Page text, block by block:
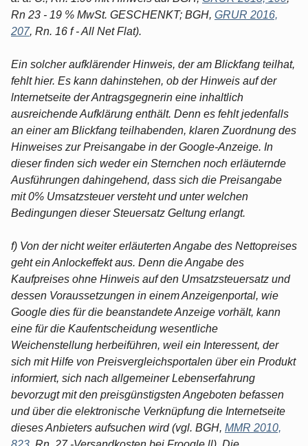
Rn 23 - 19 % MwSt. GESCHENKT; BGH, GRUR 2016,
207, Rn. 16 f - All Net Flat).
Ein solcher aufklärender Hinweis, der am Blickfang teilhat,
fehlt hier. Es kann dahinstehen, ob der Hinweis auf der
lnternetseite der Antragsgegnerin eine inhaltlich
ausreichende Aufklärung enthält. Denn es fehlt jedenfalls
an einer am Blickfang teilhabenden, klaren Zuordnung des
Hinweises zur Preisangabe in der Google-Anzeige. In
dieser finden sich weder ein Sternchen noch erläuternde
Ausführungen dahingehend, dass sich die Preisangabe
mit 0% Umsatzsteuer versteht und unter welchen
Bedingungen dieser Steuersatz Geltung erlangt.
f) Von der nicht weiter erläuterten Angabe des Nettopreises
geht ein Anlockeffekt aus. Denn die Angabe des
Kaufpreises ohne Hinweis auf den Umsatzsteuersatz und
dessen Voraussetzungen in einem Anzeigenportal, wie
Google dies für die beanstandete Anzeige vorhält, kann
eine für die Kaufentscheidung wesentliche
Weichenstellung herbeiführen, weil ein Interessent, der
sich mit Hilfe von Preisvergleichsportalen über ein Produkt
informiert, sich nach allgemeiner Lebenserfahrung
bevorzugt mit den preisgünstigsten Angeboten befassen
und über die elektronische Verknüpfung die Internetseite
dieses Anbieters aufsuchen wird (vgl. BGH, MMR 2010,